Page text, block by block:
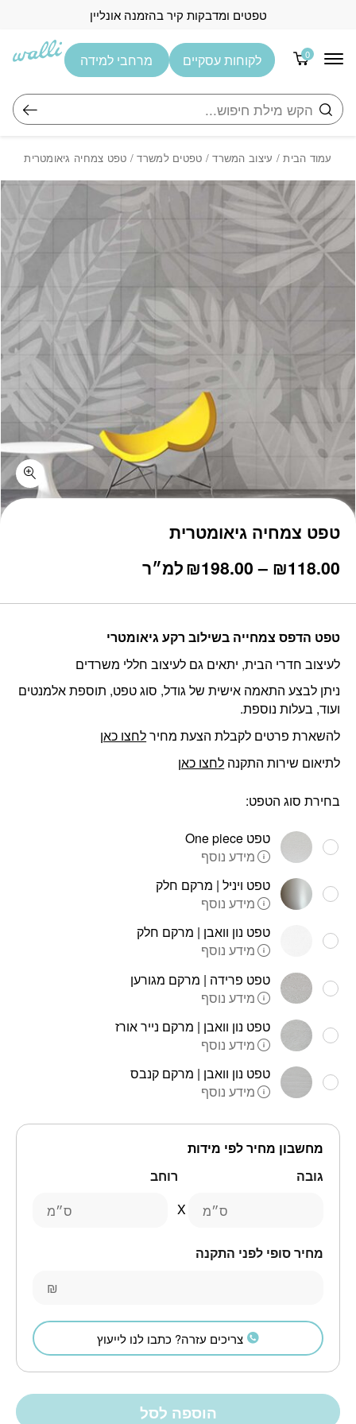
טפטים ומדבקות קיר בהזמנה אונליין
0
חיפוש
לקוחות עסקיים מרחבי למידה
עמוד הבית/ עיצוב המשרד/ טפטים למשרד/ טפט צמחיה גיאומטרית
טפט צמחיה גיאומטרית
₪118.00
–
₪198.00
טווח
⁦₪118.00⁩
עד
למ״ר
טפט הדפס צמחייה בשילוב רקע גיאומטרי
לעיצוב חדרי הבית, יתאים גם לעיצוב חללי משרדים
ניתן לבצע התאמה אישית של גודל, סוג טפט, תוספת אלמנטים
ועוד, בעלות נוספת.
להשארת פרטים לקבלת הצעת מחירלחצו כאן
לתיאום שירות התקנה לחצו כאן
בחירת סוג הטפט:
טפט One piece
מידע נוסף
טפט ויניל | מרקם חלק
מידע נוסף
טפט נון וואבן | מרקם חלק
מידע נוסף
טפט פרידה | מרקם מגורען
מידע נוסף
טפט נון וואבן | מרקם נייר אורז
מידע נוסף
טפט נון וואבן | מרקם קנבס
מידע נוסף
מחשבון מחיר לפי מידות
גובה
ס״מ
רוחב
ס״מ
מחיר סופי לפני התקנה
₪
צריכים עזרה? כתבו לנו לייעוץ
הוספה לסל